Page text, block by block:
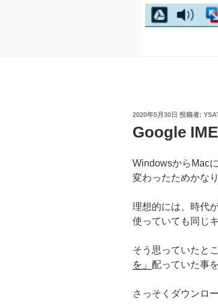
投
日:
2020年5月30日 投稿者:
Google
WindowsからMac
変わったためかな
理想的には、時代
使っていても同じ
そう思っていたと
を」 配っていた事
さっそくダウンロ